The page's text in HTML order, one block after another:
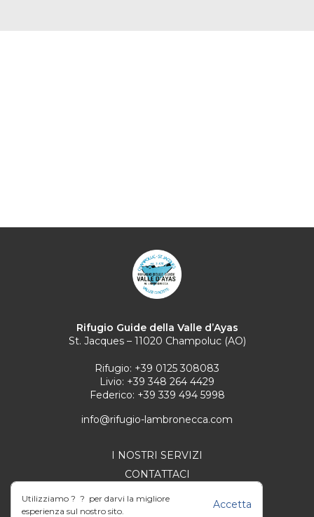
Rifugio Guide della Valle d’Ayas
St. Jacques – 11020 Champoluc (AO)
Rifugio: +39 0125 308083
Livio: +39 348 264 4429
Federico: +39 339 494 5998
info@rifugio-lambronecca.com
I NOSTRI SERVIZI
CONTATTACI
PRIVACY POLICY
Utilizziamo ? ? per darvi la migliore
esperienza sul nostro sito.
Accetta